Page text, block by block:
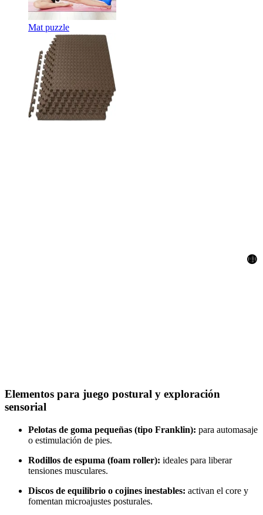
Mat puzzle
🟡
Elementos para juego postural y exploración
sensorial
Pelotas de goma pequeñas (tipo Franklin): para automasaje
o estimulación de pies.
Rodillos de espuma (foam roller): ideales para liberar
tensiones musculares.
Discos de equilibrio o cojines inestables: activan el core y
fomentan microajustes posturales.